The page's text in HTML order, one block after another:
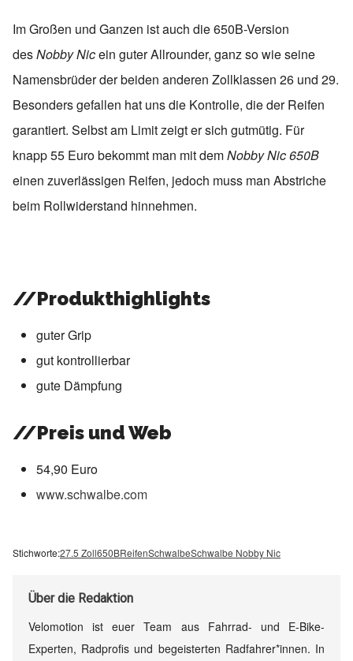
Im Großen und Ganzen ist auch die 650B-Version
desNobby Nicein guter Allrounder, ganz so wie seine
Namensbrüder der beiden anderen Zollklassen 26 und 29.
Besonders gefallen hat uns die Kontrolle, die der Reifen
garantiert. Selbst am Limit zeigt er sich gutmütig. Für
knapp 55 Euro bekommt man mit demNobby Nic 650B
einen zuverlässigen Reifen, jedoch muss man Abstriche
beim Rollwiderstand hinnehmen.
//Produkthighlights
guter Grip
gut kontrollierbar
gute Dämpfung
//Preis und Web
54,90 Euro
www.schwalbe.com
Stichworte:27.5 Zoll650BReifenSchwalbeSchwalbe Nobby Nic
Überdie Redaktion
Velomotion ist euer Team aus Fahrrad- und E-Bike-
Experten, Radprofis und begeisterten Radfahrer*innen. In